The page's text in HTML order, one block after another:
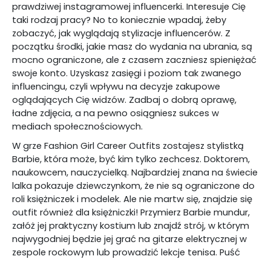
prawdziwej instagramowej influencerki. Interesuje Cię
taki rodzaj pracy? No to koniecznie wpadaj, żeby
zobaczyć, jak wyglądają stylizacje influencerów. Z
początku środki, jakie masz do wydania na ubrania, są
mocno ograniczone, ale z czasem zaczniesz spieniężać
swoje konto. Uzyskasz zasięgi i poziom tak zwanego
influencingu, czyli wpływu na decyzje zakupowe
oglądających Cię widzów. Zadbaj o dobrą oprawę,
ładne zdjęcia, a na pewno osiągniesz sukces w
mediach społecznościowych.
W grze Fashion Girl Career Outfits zostajesz stylistką
Barbie, która może, być kim tylko zechcesz. Doktorem,
naukowcem, nauczycielką. Najbardziej znana na świecie
lalka pokazuje dziewczynkom, że nie są ograniczone do
roli księżniczek i modelek. Ale nie martw się, znajdzie się
outfit również dla księżniczki! Przymierz Barbie mundur,
załóż jej praktyczny kostium lub znajdź strój, w którym
najwygodniej będzie jej grać na gitarze elektrycznej w
zespole rockowym lub prowadzić lekcje tenisa. Puść